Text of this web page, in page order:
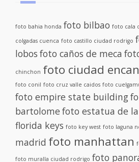
foto bahia honda foto bilbao foto cala
colgadas cuenca foto castillo ciudad rodrigo
lobos foto caños de meca
chinchon foto ciudad
foto conil foto cruz valle caidos foto
foto empire state building
bartolomefoto estatua de
florida keys foto key west foto laguna
madrid foto manhattan
foto muralla ciudad rodrigo foto